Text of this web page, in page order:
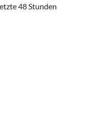
48 Stunden